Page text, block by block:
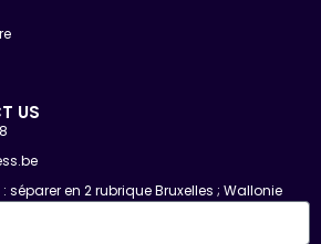
US
séparer en 2 rubrique Bruxelles ; Wallonie